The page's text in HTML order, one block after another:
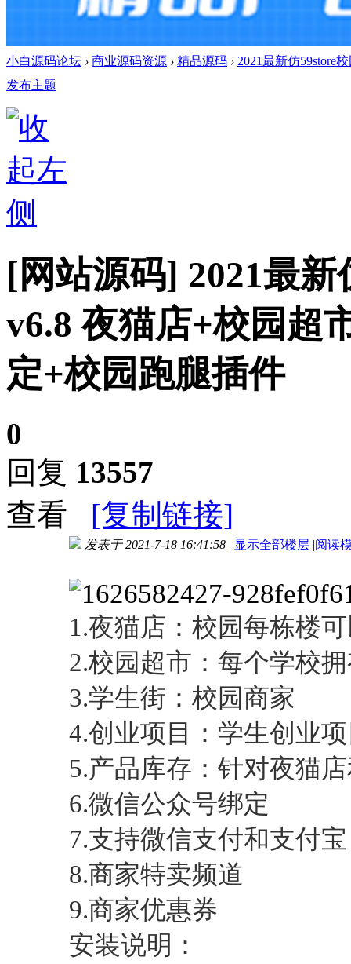
小白源码论坛 › 商业源码资源 › 精品源码 › 2021最新仿59store
发布主题
[网站源码] 2021最新
v6.8 夜猫店+校园超
定+校园跑腿插件
0
回复 13557
查看
[复制链接]
发表于 2021-7-18 16:41:58 | 显示全部楼层 |阅读
1.夜猫店：校园每栋楼
2.校园超市：每个学校
3.学生街：校园商家
4.创业项目：学生创业
5.产品库存：针对夜猫
6.微信公众号绑定
7.支持微信支付和支付宝
8.商家特卖频道
9.商家优惠券
安装说明：